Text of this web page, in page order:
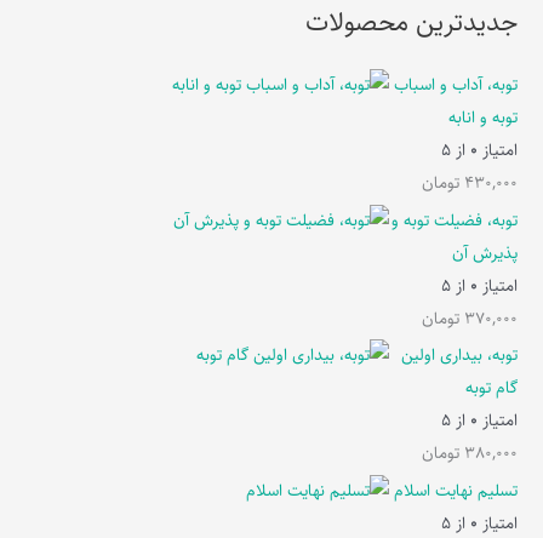
جدیدترین محصولات
توبه، آداب و اسباب
توبه و انابه
امتیاز 0 از 5
430,000 تومان
توبه، فضیلت توبه و
پذیرش آن
امتیاز 0 از 5
370,000 تومان
توبه، بیداری اولین
گام توبه
امتیاز 0 از 5
380,000 تومان
تسلیم نهایت اسلام
امتیاز 0 از 5